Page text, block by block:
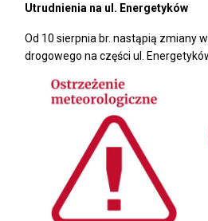
Utrudnienia na ul. Energetyków
Od 10 sierpnia br. nastąpią zmiany
drogowego na części ul.